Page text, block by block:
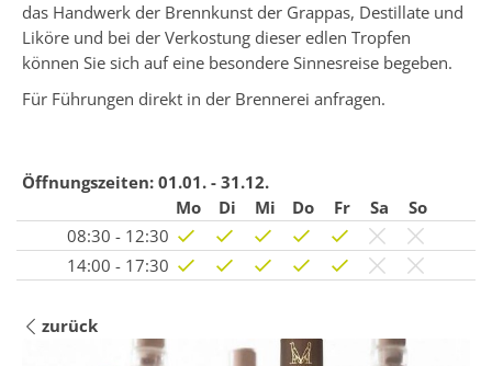
das Handwerk der Brennkunst der Grappas, Destillate und
Liköre und bei der Verkostung dieser edlen Tropfen
können Sie sich auf eine besondere Sinnesreise begeben.
Für Führungen direkt in der Brennerei anfragen.
Öffnungszeiten: 01.01. - 31.12.
Mo
Di Mi Do Fr Sa
So
08:30 - 12:30
14:00 - 17:30
zurück